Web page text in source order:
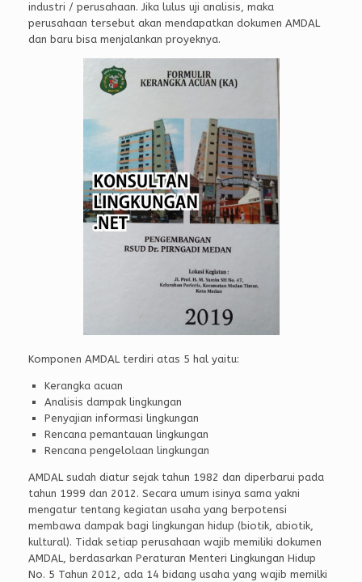
industri / perusahaan. Jika lulus uji analisis, maka
perusahaan tersebut akan mendapatkan dokumen AMDAL
dan baru bisa menjalankan proyeknya.
Komponen AMDAL terdiri atas 5 hal yaitu:
Kerangka acuan
Analisis dampak lingkungan
Penyajian informasi lingkungan
Rencana pemantauan lingkungan
Rencana pengelolaan lingkungan
AMDAL sudah diatur sejak tahun 1982 dan diperbarui pada
tahun 1999 dan 2012. Secara umum isinya sama yakni
mengatur tentang kegiatan usaha yang berpotensi
membawa dampak bagi lingkungan hidup (biotik, abiotik,
kultural). Tidak setiap perusahaan wajib memiliki dokumen
AMDAL, berdasarkan Peraturan Menteri Lingkungan Hidup
No. 5 Tahun 2012, ada 14 bidang usaha yang wajib memilki